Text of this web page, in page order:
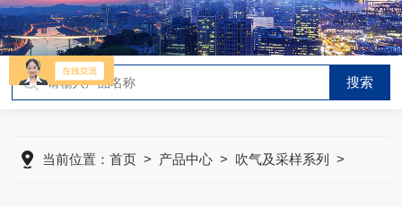
当前位置：首页 > 产品中心 > 吹气及采样系列 >